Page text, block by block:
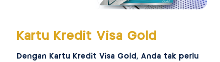
Kartu Kredit Visa Gold
Dengan Kartu Kredit Visa Gold, Anda tak perlu